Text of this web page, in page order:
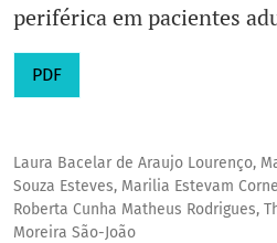
periférica em pacientes
PDF
Laura Bacelar de Araujo Lourenço,
Souza Esteves, Marilia Estevam
Roberta Cunha Matheus Rodrigues,
Moreira São-João